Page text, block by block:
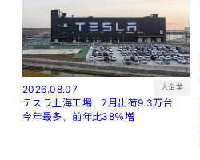
2026.08.07 大企業
テスラ上海工場、7月出荷9.3万台
今年最多、前年比38％増